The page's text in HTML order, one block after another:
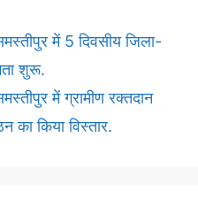
में 5 दिवसीय जिला-
शुरू.
में ग्रामीण रक्तदान
किया विस्तार.